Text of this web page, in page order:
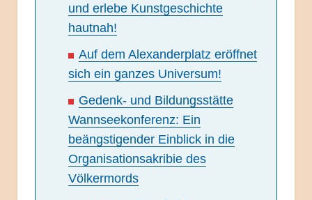
und erlebe Kunstgeschichte
hautnah!
Auf dem Alexanderplatz eröffnet
sich ein ganzes Universum!
Gedenk- und Bildungsstätte
Wannseekonferenz: Ein
beängstigender Einblick in die
Organisationsakribie des
Völkermords